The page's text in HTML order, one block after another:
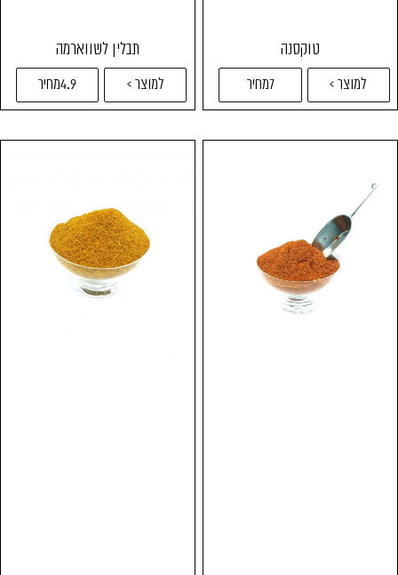
טוקסנה
למוצר > 7מחיר
תבלין לשווארמה
למוצר > 4.9מחיר